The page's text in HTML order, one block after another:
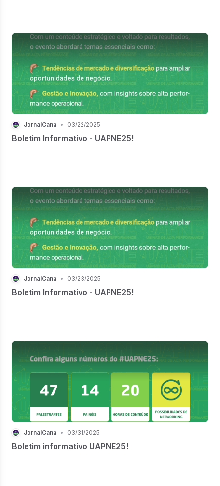
JornalCana • 03/22/2025
Boletim Informativo - UAPNE25!
JornalCana • 03/23/2025
Boletim Informativo - UAPNE25!
JornalCana • 03/31/2025
Boletim informativo UAPNE25!